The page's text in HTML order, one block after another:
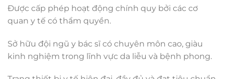
Được cấp phép hoạt động chính quy bởi các cơ
quan y tế có thẩm quyền.
Sở hữu đội ngũ y bác sĩ có chuyên môn cao, giàu
kinh nghiệm trong lĩnh vực da liễu và bệnh phong.